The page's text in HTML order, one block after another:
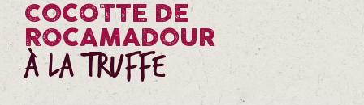
COCOTTE DE
ROCAMADOUR
à la truffe